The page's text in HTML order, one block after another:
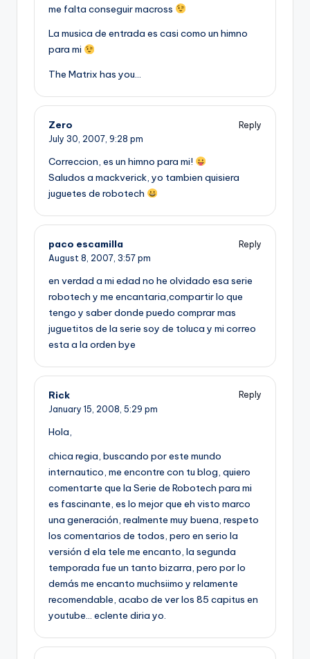
me falta conseguir macross
La musica de entrada es casi como un himno
para mi
The Matrix has you…
Zero
Reply
July 30, 2007, 9:28 pm
Correccion, es un himno para mi!
Saludos a mackverick, yo tambien quisiera
juguetes de robotech
paco escamilla
Reply
August 8, 2007, 3:57 pm
en verdad a mi edad no he olvidado esa serie
robotech y me encantaria,compartir lo que
tengo y saber donde puedo comprar mas
juguetitos de la serie soy de toluca y mi correo
esta a la orden bye
Rick
Reply
January 15, 2008, 5:29 pm
Hola,
chica regia, buscando por este mundo
internautico, me encontre con tu blog, quiero
comentarte que la Serie de Robotech para mi
es fascinante, es lo mejor que eh visto marco
una generación, realmente muy buena, respeto
los comentarios de todos, pero en serio la
versión d ela tele me encanto, la segunda
temporada fue un tanto bizarra, pero por lo
demás me encanto muchsiimo y relamente
recomendable, acabo de ver los 85 capitus en
youtube… eclente diria yo.